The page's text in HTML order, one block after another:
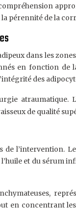
pérennité de la
dans les
en fonction
des
atraumatique.
de qualité
l’intervention.
et du sérum
concentrant